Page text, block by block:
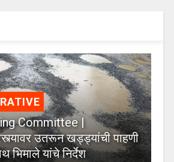
Committee |
उतरून खड्ड्यांची पाहणी
भिमाले यांचे निर्देश